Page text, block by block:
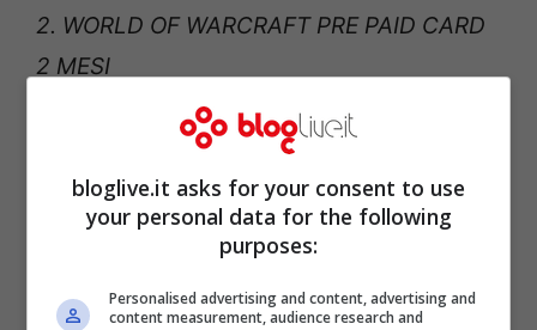
2. WORLD OF WARCRAFT PRE PAID CARD
2 MESI
4. FOOTBALL MANAGER 2011
5. WORLD OF WARCRAFT CATACLYSM
6. PRO EVOLUTION SOCCER 2011
8. FIFA 11
bloglive.it asks for your consent to use
your personal data for the following
purposes:
Personalised advertising and content, advertising and
content measurement, audience research and